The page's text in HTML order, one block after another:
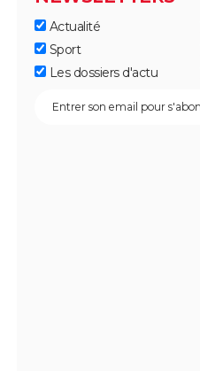
Actualité
Sport
Les dossiers d'actu